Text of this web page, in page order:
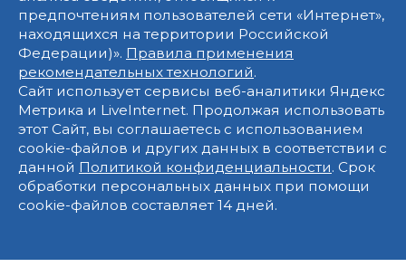
предпочтениям пользователей сети «Интернет»,
находящихся на территории Российской
Федерации)». Правила применения
рекомендательных технологий.
Сайт использует сервисы веб-аналитики Яндекс
Метрика и LiveInternet. Продолжая использовать
этот Сайт, вы соглашаетесь с использованием
cookie-файлов и других данных в соответствии с
данной Политикой конфиденциальности. Срок
обработки персональных данных при помощи
cookie-файлов составляет 14 дней.